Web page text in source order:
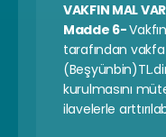
VAKFIN MAL
Madde 6-
tarafından
kurulmasını
ilavelerle